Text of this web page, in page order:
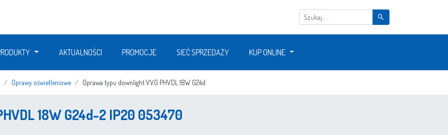
AKTUALNOŚCI PROMOCJE SIEĆ SPRZEDAŻY KUP ONLINE
Oprawy oświetleniowe Oprawa typu downlight VVG PHVDL 18W G24d
18W G24d-2 IP20 053470